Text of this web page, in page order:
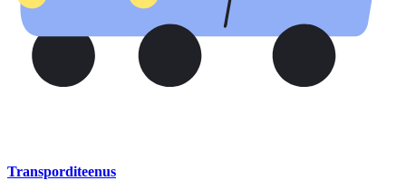
Transporditeenus